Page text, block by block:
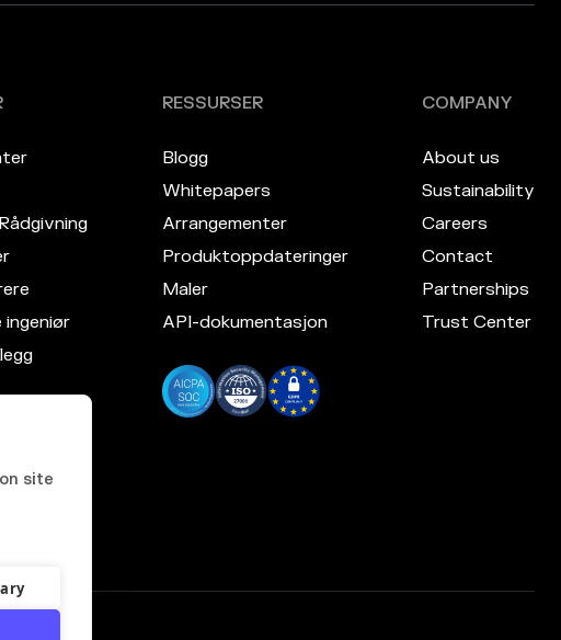
site
ingeniør
RESSURSER
Blogg
Whitepapers
Arrangementer
Produktoppdateringer
Maler
API-dokumentasjon
COMPANY
About us
Sustainability
Careers
Contact
Partnerships
Trust Center